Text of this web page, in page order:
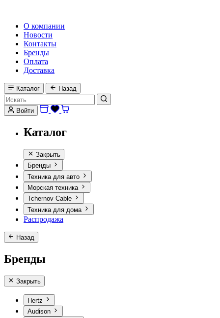
О компании
Новости
Контакты
Бренды
Оплата
Доставка
Каталог Назад
Войти
Каталог
Закрыть
Бренды
Техника для авто
Морская техника
Tchernov Cable
Техника для дома
Распродажа
Назад
Бренды
Закрыть
Hertz
Audison